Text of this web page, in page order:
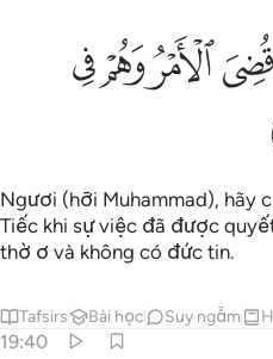
في غفلة وهم لا يومنون ٣٩
وَهُمْ فِى غَفْلَةٍۢ وَهُمْ لَا يُؤْمِنُونَ ٣٩
ﱅﱆﱇﱈ
Ngươi (hỡi Muhammad), hãy
Tiếc khi sự việc đã được
thờ ơ và không có đức tin.
Tafsirs Bài học Suy ngẫm
19:40